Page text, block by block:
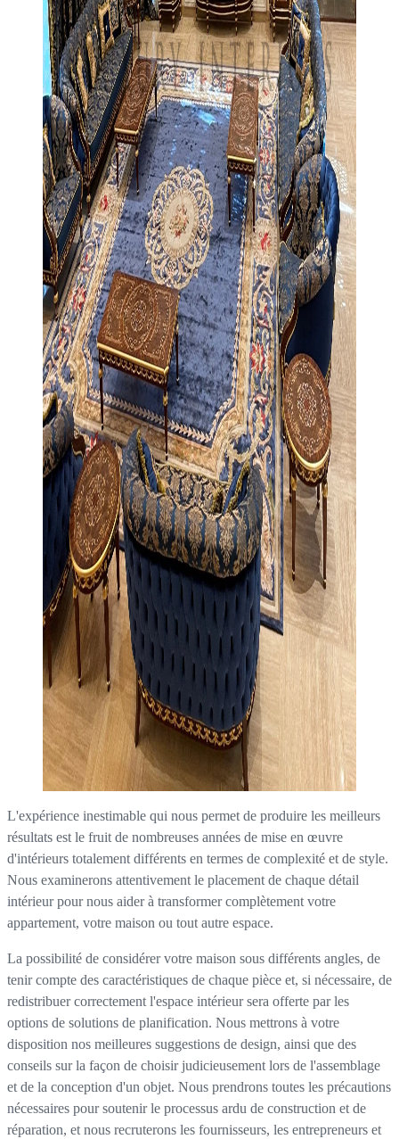
L'expérience inestimable qui nous permet de produire les meilleurs
résultats est le fruit de nombreuses années de mise en œuvre
d'intérieurs totalement différents en termes de complexité et de style.
Nous examinerons attentivement le placement de chaque détail
intérieur pour nous aider à transformer complètement votre
appartement, votre maison ou tout autre espace.
La possibilité de considérer votre maison sous différents angles, de
tenir compte des caractéristiques de chaque pièce et, si nécessaire, de
redistribuer correctement l'espace intérieur sera offerte par les
options de solutions de planification. Nous mettrons à votre
disposition nos meilleures suggestions de design, ainsi que des
conseils sur la façon de choisir judicieusement lors de l'assemblage
et de la conception d'un objet. Nous prendrons toutes les précautions
nécessaires pour soutenir le processus ardu de construction et de
réparation, et nous recruterons les fournisseurs, les entrepreneurs et